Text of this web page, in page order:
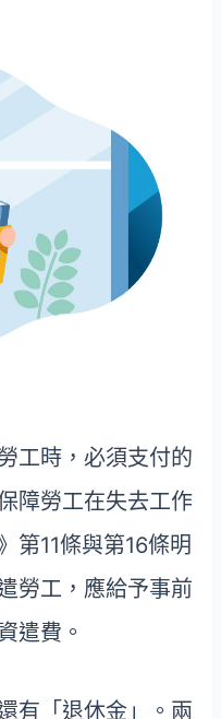
工時，必須支付的
障勞工在失去工作
第11條與第16條明
勞工，應給予事前
遣費。
有「退休金」。兩